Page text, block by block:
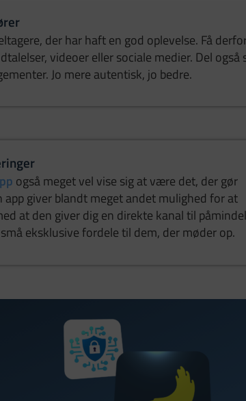
der har haft en god oplevelse. Få
videoer eller sociale medier. Del også
Jo mere autentisk, jo bedre.
også meget vel vise sig at være det, der gør
giver blandt meget andet mulighed for at
at den giver dig en direkte kanal til
eksklusive fordele til dem, der møder op.